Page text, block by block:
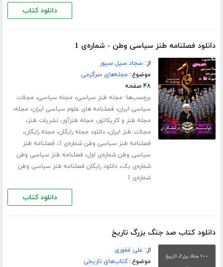
دانلود کتاب
دانلود فصلنامه طنز سیاسی وطن - شماره‌ی 1
از:سجاد سیل سپور
موضوع: مجله‌های سرگرمی
۴۸ صفحه
برچسب‌ها: مجله طنز سیاسی، مجله سیاسی، مجلات
سیاسی ایران، فصلنامه های علوم سیاسی ایران، مجله،
مجله طنز و کاریکاتور، مجله طنزآور،نشریات طنز،
مجلات طنز ایران،دانلود مجله رایگان، مجله رایگان،
فصلنامه طنز سیاسی وطن شماره‌ی 1 ، فصلنامه طنز
سیاسی وطن شماره‌ی اول، فصلنامه طنز سیاسی وطن
شماره‌ی یک،دانلود رایگان فصلنامه طنز سیاسی وطن
شماره‌ی 1
دانلود کتاب
دانلود کتاب صد جنگ بزرگ تاریخ
از: علی غفوری
موضوع:کتاب‌های تاریخی